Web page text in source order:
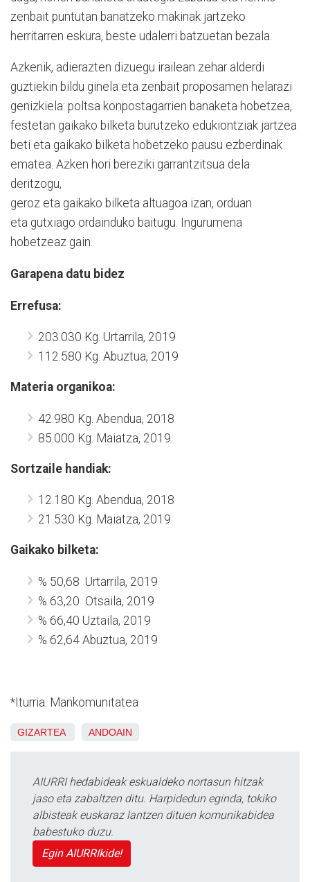
zenbait puntutan banatzeko makinak jartzeko
herritarren eskura, beste udalerri batzuetan bezala.
Azkenik, adierazten dizuegu irailean zehar alderdi
guztiekin bildu ginela eta zenbait proposamen helarazi
genizkiela: poltsa konpostagarrien banaketa hobetzea,
festetan gaikako bilketa burutzeko edukiontziak jartzea
beti eta gaikako bilketa hobetzeko pausu ezberdinak
ematea. Azken hori bereziki garrantzitsua dela
deritzogu,
geroz eta gaikako bilketa altuagoa izan, orduan
eta gutxiago ordainduko baitugu. Ingurumena
hobetzeaz gain.
Garapena datu bidez
Errefusa:
203.030 Kg. Urtarrila, 2019
112.580 Kg. Abuztua, 2019
Materia organikoa:
42.980 Kg. Abendua, 2018
85.000 Kg. Maiatza, 2019
Sortzaile handiak:
12.180 Kg. Abendua, 2018
21.530 Kg. Maiatza, 2019
Gaikako bilketa:
% 50,68 Urtarrila, 2019
% 63,20 Otsaila, 2019
% 66,40 Uztaila, 2019
% 62,64 Abuztua, 2019
*Iturria: Mankomunitatea
GIZARTEA ANDOAIN
AIURRI hedabideak eskualdeko nortasun hitzak
jaso eta zabaltzen ditu. Harpidedun eginda, tokiko
albisteak euskaraz lantzen dituen komunikabidea
babestuko duzu.
Egin AIURRIkide!